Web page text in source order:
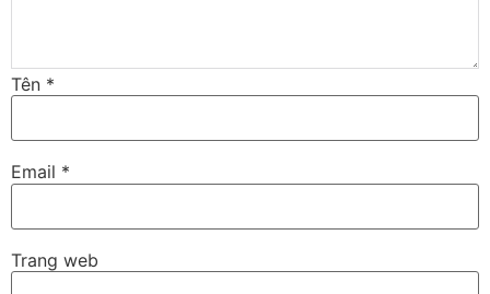
Tên *
Email *
Trang web